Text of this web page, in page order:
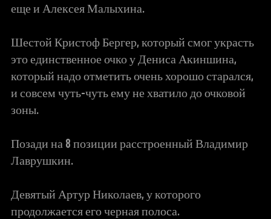
еще и Алексея Малыхина.
Шестой Кристоф Бергер, который смог украсть
это единственное очко у Дениса Акиншина,
который надо отметить очень хорошо старался,
и совсем чуть-чуть ему не хватило до очковой
зоны.
Позади на 8 позиции расстроенный Владимир
Лаврушкин.
Девятый Артур Николаев, у которого
продолжается его черная полоса.